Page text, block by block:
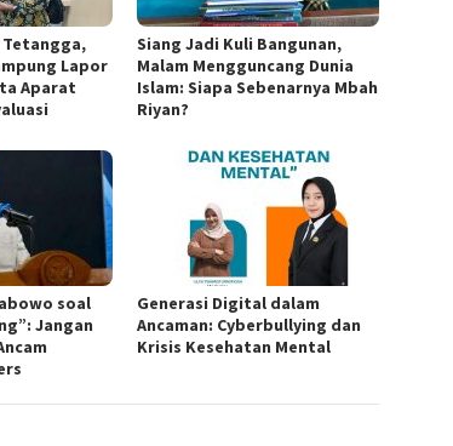
Tetangga,
Lapor
Aparat
Siang Jadi Kuli Bangunan,
Malam Mengguncang Dunia
Islam: Siapa Sebenarnya Mbah
Riyan?
soal
Jangan
Generasi Digital dalam
Ancaman: Cyberbullying dan
Krisis Kesehatan Mental